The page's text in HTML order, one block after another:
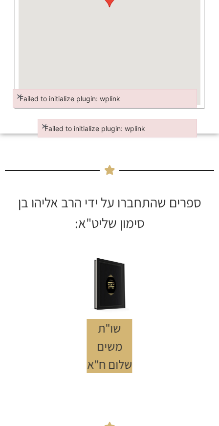
ספרים שהתחברו על ידי הרב אליהו בן
סימון שליט"א:
שו"ת
משים
שלום ח"א
Failed to initialize plugin: wplink
×
Failed to initialize plugin: wplink
Failed to initialize plugin: wplink
×
Failed to initialize plugin: wplink